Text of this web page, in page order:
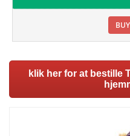
klik her for at bestille